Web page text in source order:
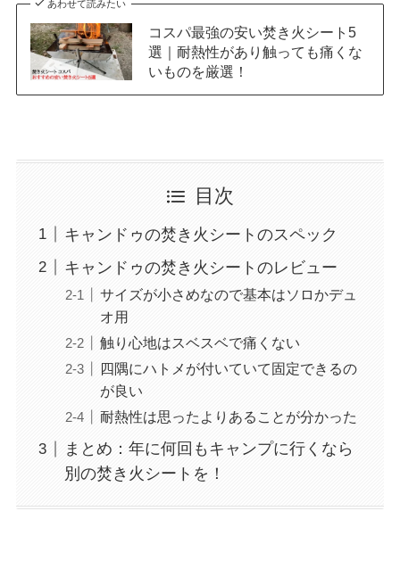
あわせて読みたい
コスパ最強の安い焚き火シート5
選｜耐熱性があり触っても痛くな
いものを厳選！
目次
キャンドゥの焚き火シートのスペック
キャンドゥの焚き火シートのレビュー
サイズが小さめなので基本はソロかデュ
オ用
触り心地はスベスベで痛くない
四隅にハトメが付いていて固定できるの
が良い
耐熱性は思ったよりあることが分かった
まとめ：年に何回もキャンプに行くなら
別の焚き火シートを！